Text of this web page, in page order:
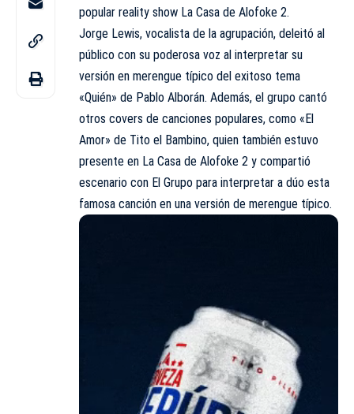
popular reality show La Casa de Alofoke 2.
Jorge Lewis, vocalista de la agrupación, deleitó al
público con su poderosa voz al interpretar su
versión en merengue típico del exitoso tema
«Quién» de Pablo Alborán. Además, el grupo cantó
otros covers de canciones populares, como «El
Amor» de Tito el Bambino, quien también estuvo
presente en La Casa de Alofoke 2 y compartió
escenario con El Grupo para interpretar a dúo esta
famosa canción en una versión de merengue típico.